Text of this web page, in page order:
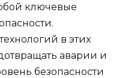
ключевые
в этих
аварии и
безопасности